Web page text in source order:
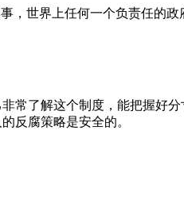
，世界上任何一个负责任的
常了解这个制度，能把握好
反腐策略是安全的。